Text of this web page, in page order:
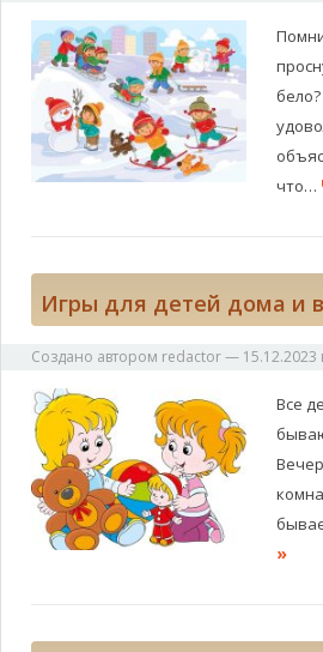
что…
Игры для детей дома и
Создано автором redactor— 15.12.2023
Все
»